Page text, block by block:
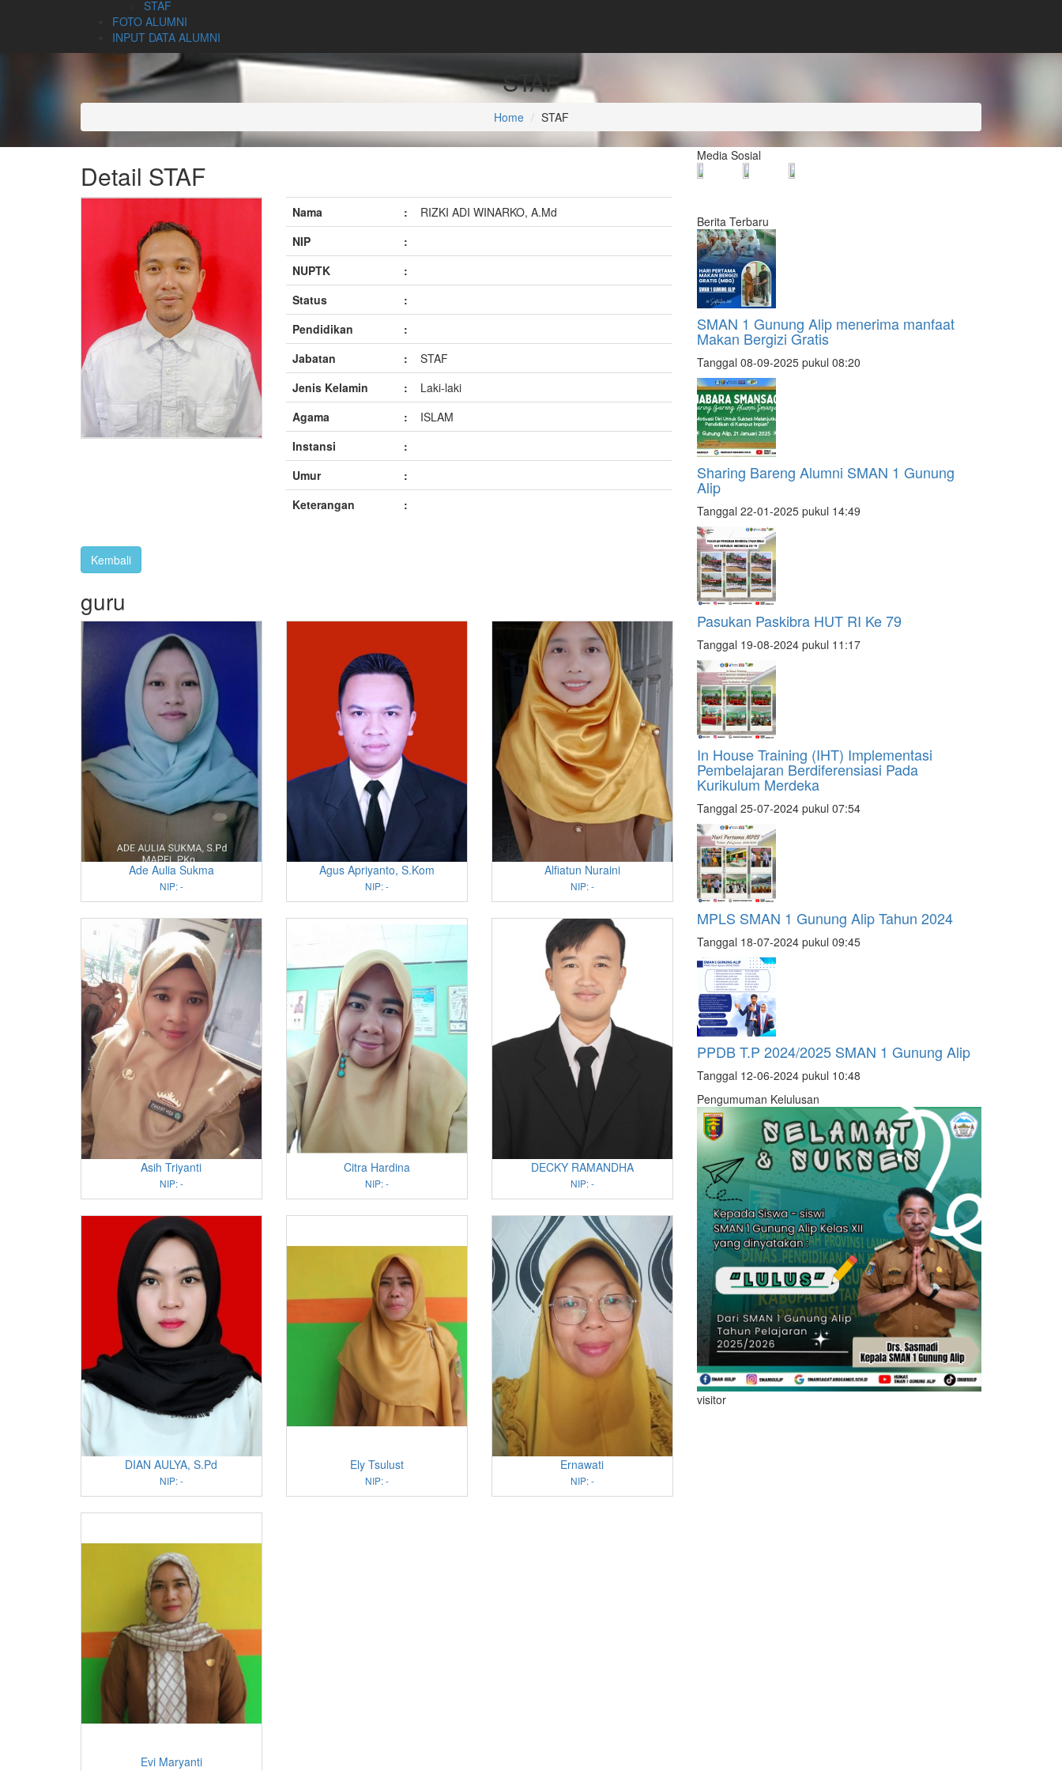
STAF
FOTO ALUMNI
INPUT DATA ALUMNI
STAF
Home STAF
Detail STAF
Nama :
RIZKI ADI WINARKO, A.Md
NIP
:
NUPTK
:
Status
:
Pendidikan
:
Jabatan
:
STAF
Jenis Kelamin
:
Laki-laki
Agama
:
ISLAM
Instansi
:
Umur
:
Keterangan
:
guru
Ade Aulia Sukma
NIP: -
Agus Apriyanto, S.Kom
NIP: -
Alfiatun Nuraini
NIP: -
Asih Triyanti
NIP: -
Citra Hardina
NIP: -
DECKY RAMANDHA
NIP: -
DIAN AULYA, S.Pd
NIP: -
Ely Tsulust
NIP: -
Ernawati
NIP: -
Evi Maryanti
Media Sosial
Berita Terbaru
SMAN 1 Gunung Alip menerima manfaat
Makan Bergizi Gratis
Tanggal 08-09-2025 pukul 08:20
Sharing Bareng Alumni SMAN 1 Gunung
Alip
Tanggal 22-01-2025 pukul 14:49
Pasukan Paskibra HUT RI Ke 79
Tanggal 19-08-2024 pukul 11:17
In House Training (IHT) Implementasi
Pembelajaran Berdiferensiasi Pada
Kurikulum Merdeka
Tanggal 25-07-2024 pukul 07:54
MPLS SMAN 1 Gunung Alip Tahun 2024
Tanggal 18-07-2024 pukul 09:45
PPDB T.P 2024/2025 SMAN 1 Gunung Alip
Tanggal 12-06-2024 pukul 10:48
Pengumuman Kelulusan
visitor